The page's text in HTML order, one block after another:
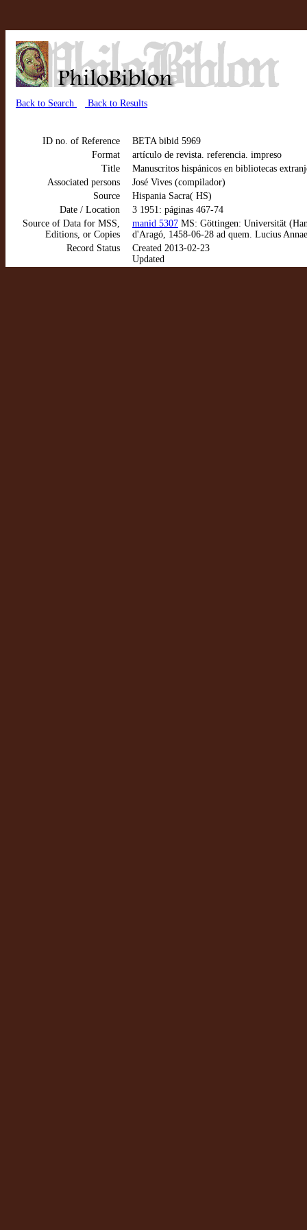
Back to Search Back to Results
ID no. of Reference
BETA bibid 5969
Format
artículo de revista. referencia. impreso
Title
Manuscritos hispánicos en bibliotecas
Associated persons
José Vives (compilador)
Source
Hispania Sacra( HS)
Date / Location
3 1951: páginas 467-74
Source of Data for MSS,
Editions, or Copies
manid 5307 MS: Göttingen: Universität
d'Aragó, 1458-06-28 ad quem. Lucius
Record Status
Created 2013-02-23
Updated